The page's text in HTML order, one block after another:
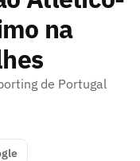
na
de Portugal